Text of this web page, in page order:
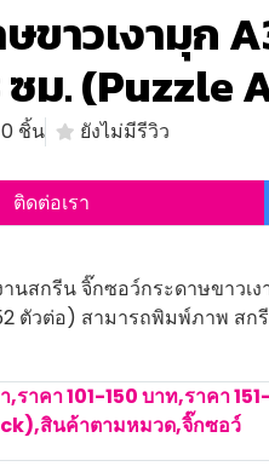
ขาวเงามุก
ม. (Puzzle
ชิ้น ยังไม่มีรีวิว
ติดต่อเรา
นสกรีน จิ๊กซอว์กระดาษขาวเ
ตัวต่อ) สามารถพิมพ์ภาพ สก
,ราคา 101-150 บาท,ราคา
,สินค้าตามหมวด,จิ๊กซอว์